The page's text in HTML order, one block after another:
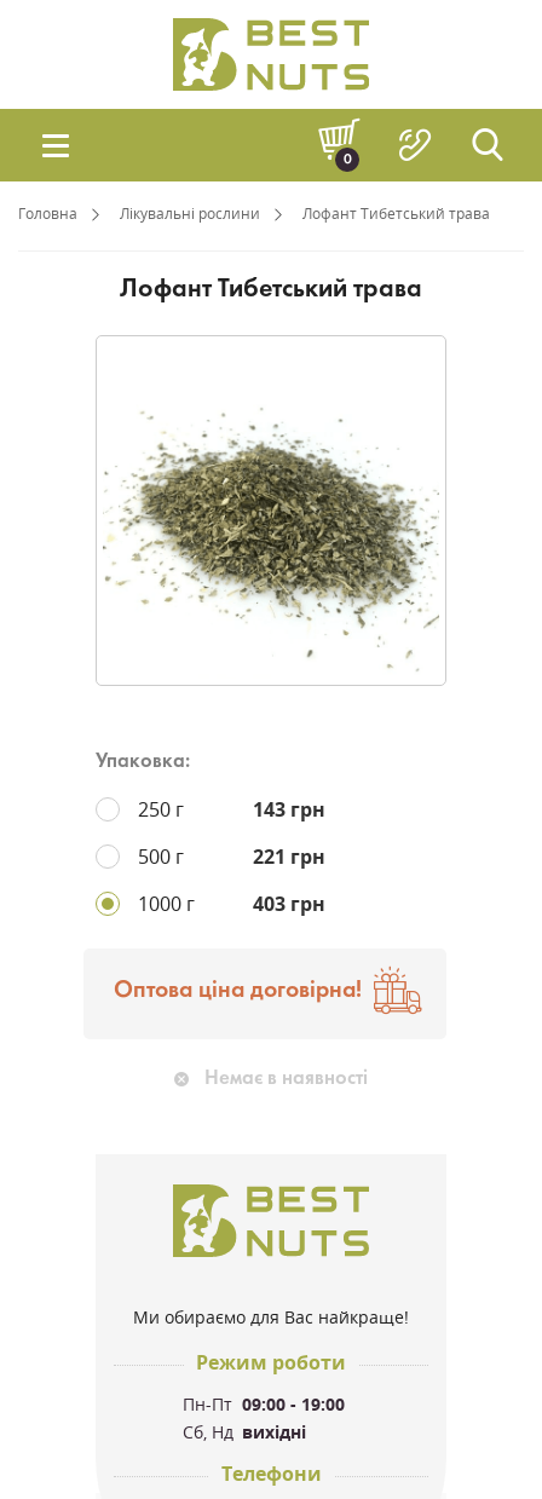
0
Головна Лікувальні рослини Лофант Тибетський трава
Лофант Тибетський трава
Упаковка:
250 г
143 грн
500 г
221 грн
1000 г
403 грн
Оптова ціна договірна!
Немає в наявності
Ми обираємо для Вас найкраще!
Режим роботи
Пн-Пт 09:00 - 19:00
Сб, Нд вихідні
Телефони